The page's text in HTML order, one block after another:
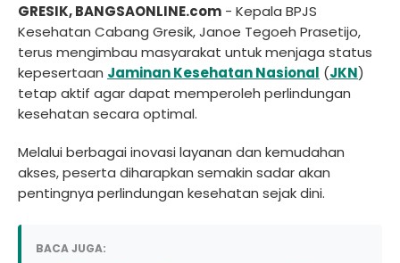
GRESIK, BANGSAONLINE.com - Kepala BPJS
Kesehatan Cabang Gresik, Janoe Tegoeh Prasetijo,
terus mengimbau masyarakat untuk menjaga status
kepesertaan Jaminan Kesehatan Nasional (JKN)
tetap aktif agar dapat memperoleh perlindungan
kesehatan secara optimal.
Melalui berbagai inovasi layanan dan kemudahan
akses, peserta diharapkan semakin sadar akan
pentingnya perlindungan kesehatan sejak dini.
BACA JUGA: